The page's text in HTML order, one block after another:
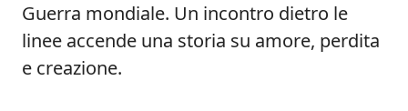
Guerra mondiale. Un incontro dietro le
linee accende una storia su amore, perdita
e creazione.